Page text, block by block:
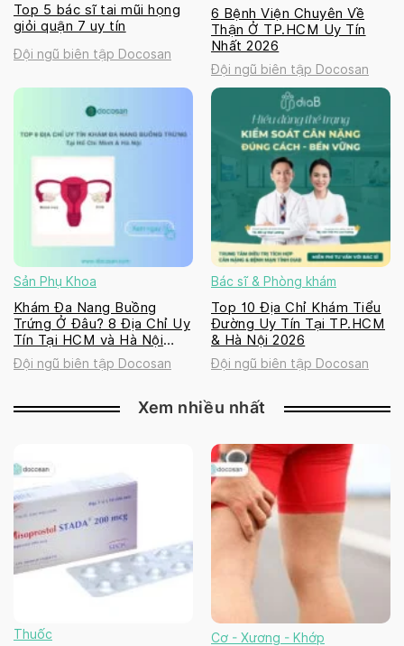
Top 5 bác sĩ tai mũi họng
giỏi quận 7 uy tín
Đội ngũ biên tập Docosan
6 Bệnh Viện Chuyên Về
Thận Ở TP.HCM Uy Tín
Nhất 2026
Đội ngũ biên tập Docosan
Sản Phụ Khoa
Khám Đa Nang Buồng
Trứng Ở Đâu? 8 Địa Chỉ Uy
Tín Tại HCM và Hà Nội
2026
Đội ngũ biên tập Docosan
Bác sĩ & Phòng khám
Top 10 Địa Chỉ Khám Tiểu
Đường Uy Tín Tại TP.HCM
& Hà Nội 2026
Đội ngũ biên tập Docosan
Xem nhiều nhất
Thuốc Cơ - Xương - Khớp